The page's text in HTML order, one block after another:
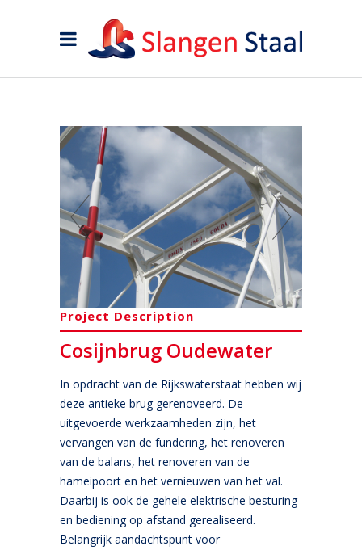
Project Description
Cosijnbrug Oudewater
In opdracht van de Rijkswaterstaat hebben wij
deze antieke brug gerenoveerd. De
uitgevoerde werkzaamheden zijn, het
vervangen van de fundering, het renoveren
van de balans, het renoveren van de
hameipoort en het vernieuwen van het val.
Daarbij is ook de gehele elektrische besturing
en bediening op afstand gerealiseerd.
Belangrijk aandachtspunt voor